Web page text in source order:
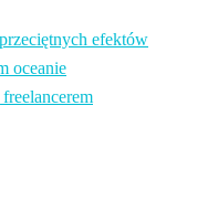
efektów
oceanie